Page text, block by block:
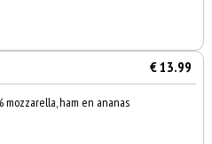
€ 13.99
mozzarella, ham en ananas